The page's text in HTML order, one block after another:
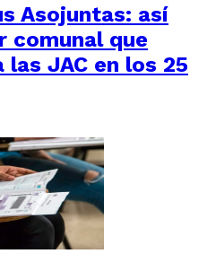
Asojuntas: así
comunal que
JAC en los 25